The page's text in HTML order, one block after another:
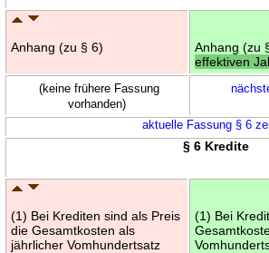
Anhang (zu § 6) Anhang (zu
effektiven
(keine frühere Fassung
vorhanden)
aktuelle Fassung § 6
§ 6 Kredite
(1) Bei Krediten sind als Preis
die Gesamtkosten als
jährlicher Vomhundertsatz
(1) Bei